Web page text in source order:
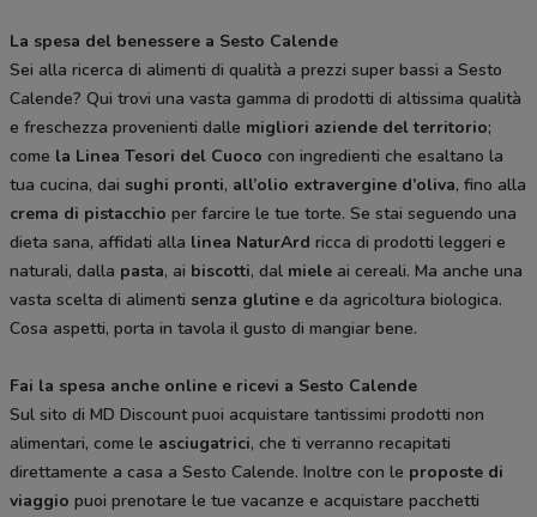
La spesa del benessere a Sesto Calende
Sei alla ricerca di alimenti di qualità a prezzi super bassi a Sesto
Calende? Qui trovi una vasta gamma di prodotti di altissima qualità
e freschezza provenienti dalle migliori aziende del territorio;
come la Linea Tesori del Cuoco con ingredienti che esaltano la
tua cucina, dai sughi pronti, all’olio extravergine d’oliva, fino alla
crema di pistacchio per farcire le tue torte. Se stai seguendo una
dieta sana, affidati alla linea NaturArd ricca di prodotti leggeri e
naturali, dalla pasta, ai biscotti, dal miele ai cereali. Ma anche una
vasta scelta di alimenti senza glutine e da agricoltura biologica.
Cosa aspetti, porta in tavola il gusto di mangiar bene.
Fai la spesa anche online e ricevi a Sesto Calende
Sul sito di MD Discount puoi acquistare tantissimi prodotti non
alimentari, come le asciugatrici, che ti verranno recapitati
direttamente a casa a Sesto Calende. Inoltre con le proposte di
viaggio puoi prenotare le tue vacanze e acquistare pacchetti